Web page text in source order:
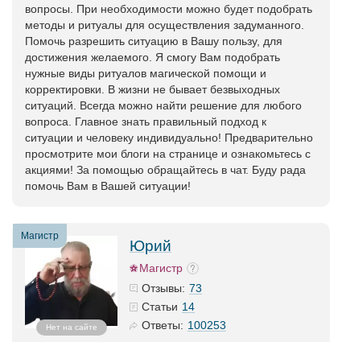
вопросы. При необходимости можно будет подобрать
методы и ритуалы для осуществления задуманного.
Помочь разрешить ситуацию в Вашу пользу, для
достижения желаемого. Я смогу Вам подобрать
нужные виды ритуалов магической помощи и
корректировки. В жизни не бывает безвыходных
ситуаций. Всегда можно найти решение для любого
вопроса. Главное знать правильный подход к
ситуации и человеку индивидуально! Предварительно
просмотрите мои блоги на странице и ознакомьтесь с
акциями! За помощью обращайтесь в чат. Буду рада
помочь Вам в Вашей ситуации!
Магистр
Нет на сайте
Юрий
Магистр
Отзывы: 73
Статьи 14
Ответы: 100253